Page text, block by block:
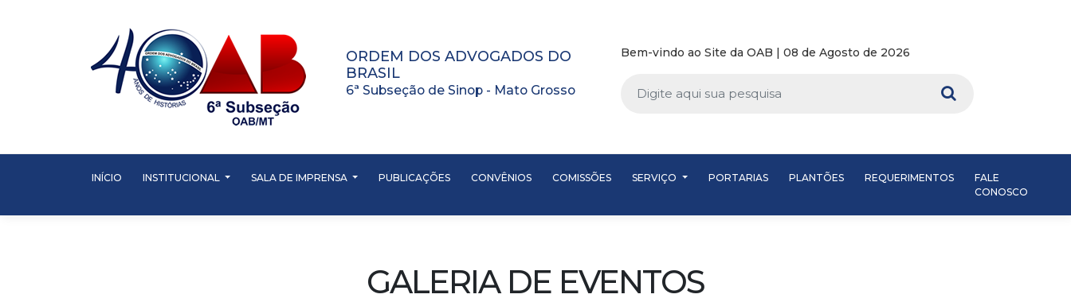
ORDEM DOS ADVOGADOS DO
BRASIL
6ª Subseção de Sinop - Mato Grosso
Bem-vindo ao Site da OAB | 08 de Agosto de 2026
INÍCIO INSTITUCIONAL SALA DE IMPRENSA PUBLICAÇÕES CONVÊNIOS COMISSÕES SERVIÇO PORTARIAS PLANTÕES REQUERIMENTOS
FALE
CONOSCO
GALERIA DE EVENTOS